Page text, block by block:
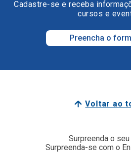
Cadastre-se e receba
cursos e
Preencha o
Voltar ao
Surpreenda o
Surpreenda-se com o